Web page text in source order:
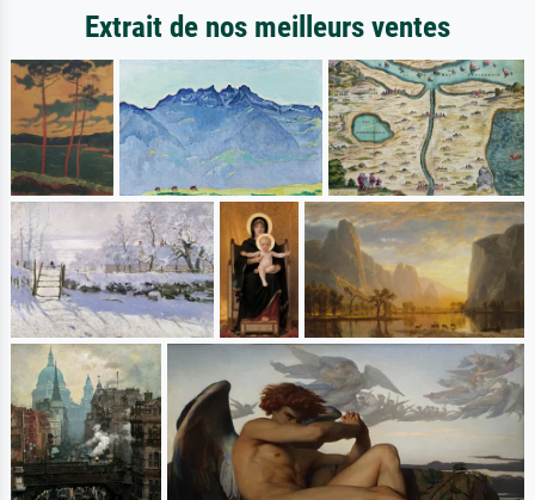
Extrait de nos meilleurs ventes